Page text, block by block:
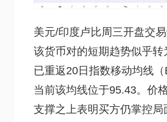
美元/印度卢比周三开盘交易
该货币对的短期趋势似乎转
已重返20日指数移动均线（
当前该均线位于95.43。价
支撑之上表明买方仍掌控局